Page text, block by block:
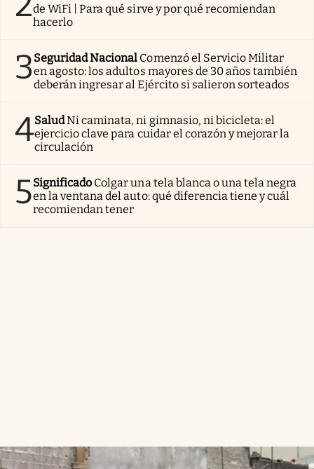
de WiFi | Para qué sirve y por qué recomiendan
hacerlo
3Seguridad Nacional Comenzó el Servicio Militar
en agosto: los adultos mayores de 30 años también
deberán ingresar al Ejército si salieron sorteados
4SaludNi caminata, ni gimnasio, ni bicicleta: el
ejercicio clave para cuidar el corazón y mejorar la
circulación
5Significado Colgar una tela blanca o una tela negra
en la ventana del auto: qué diferencia tiene y cuál
recomiendan tener